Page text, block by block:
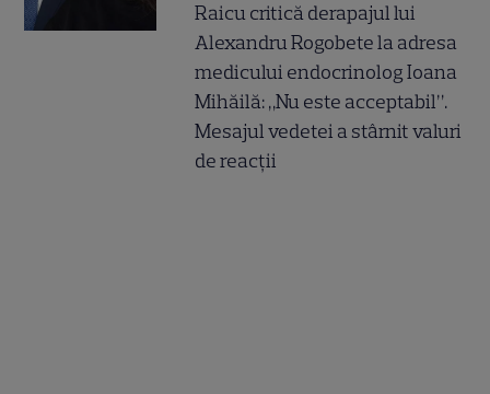
Raicu critică derapajul lui
Alexandru Rogobete la adresa
medicului endocrinolog Ioana
Mihăilă: „Nu este acceptabil”.
Mesajul vedetei a stârnit valuri
de reacții